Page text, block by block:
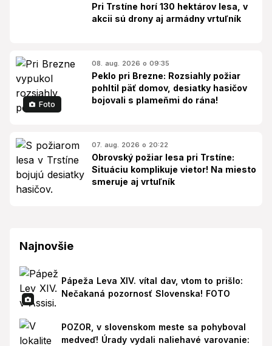
Pri Trstíne horí 130 hektárov lesa, v
akcii sú drony aj armádny vrtuľník
Foto
08. aug. 2026 o 09:35
Peklo pri Brezne: Rozsiahly požiar
pohltil päť domov, desiatky hasičov
bojovali s plameňmi do rána!
07. aug. 2026 o 20:22
Obrovský požiar lesa pri Trstíne:
Situáciu komplikuje vietor! Na miesto
smeruje aj vrtuľník
Najnovšie
Pápeža Leva XIV. vítal dav, vtom to prišlo:
Nečakaná pozornosť Slovenska! FOTO
POZOR, v slovenskom meste sa pohyboval
medveď! Úrady vydali naliehavé varovanie: